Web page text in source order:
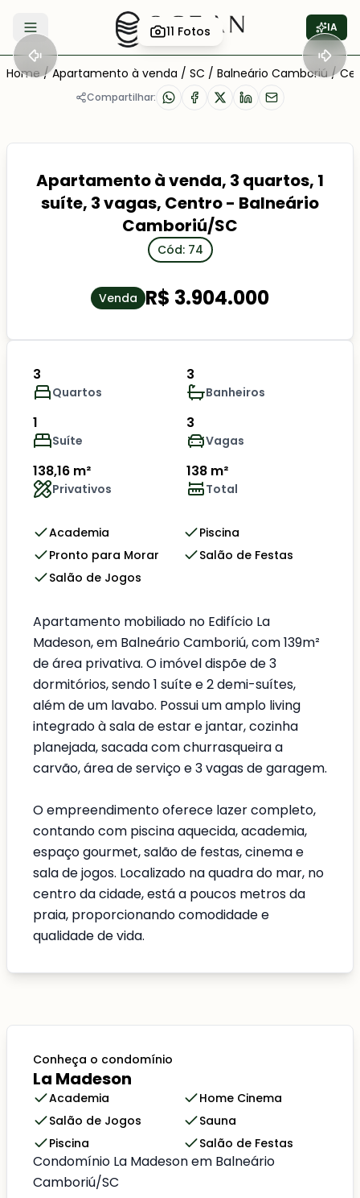
Abrir menu IA
11 Fotos
Home / Apartamento à venda / SC / Balneário Camboriú /
Compartilhar:
Apartamento à venda, 3 quartos, 1
suíte, 3 vagas, Centro - Balneário
Camboriú/SC
Cód: 74
Venda R$ 3.904.000
3
Quartos
3
Banheiros
1
Suíte
3
Vagas
138,16 m²
Privativos
138 m²
Total
Academia
Piscina
Pronto para Morar
Salão de Festas
Salão de Jogos
Apartamento mobiliado no Edifício La
Madeson, em Balneário Camboriú, com 139m²
de área privativa. O imóvel dispõe de 3
dormitórios, sendo 1 suíte e 2 demi-suítes,
além de um lavabo. Possui um amplo living
integrado à sala de estar e jantar, cozinha
planejada, sacada com churrasqueira a
carvão, área de serviço e 3 vagas de garagem.
O empreendimento oferece lazer completo,
contando com piscina aquecida, academia,
espaço gourmet, salão de festas, cinema e
sala de jogos. Localizado na quadra do mar, no
centro da cidade, está a poucos metros da
praia, proporcionando comodidade e
qualidade de vida.
Conheça o condomínio
La Madeson
Academia
Home Cinema
Salão de Jogos
Sauna
Piscina
Salão de Festas
Condomínio La Madeson em Balneário
Camboriú/SC